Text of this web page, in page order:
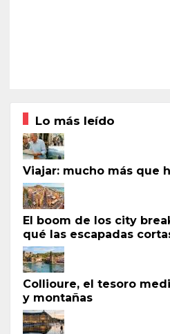
Lo más leído
Viajar: mucho más que
El boom de los city
qué las escapadas
Collioure, el tesoro
y montañas